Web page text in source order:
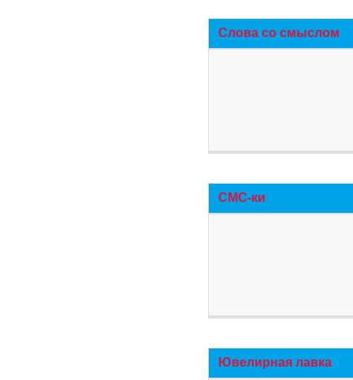
Слова со смыслом
СМС-ки
Ювелирная лавка